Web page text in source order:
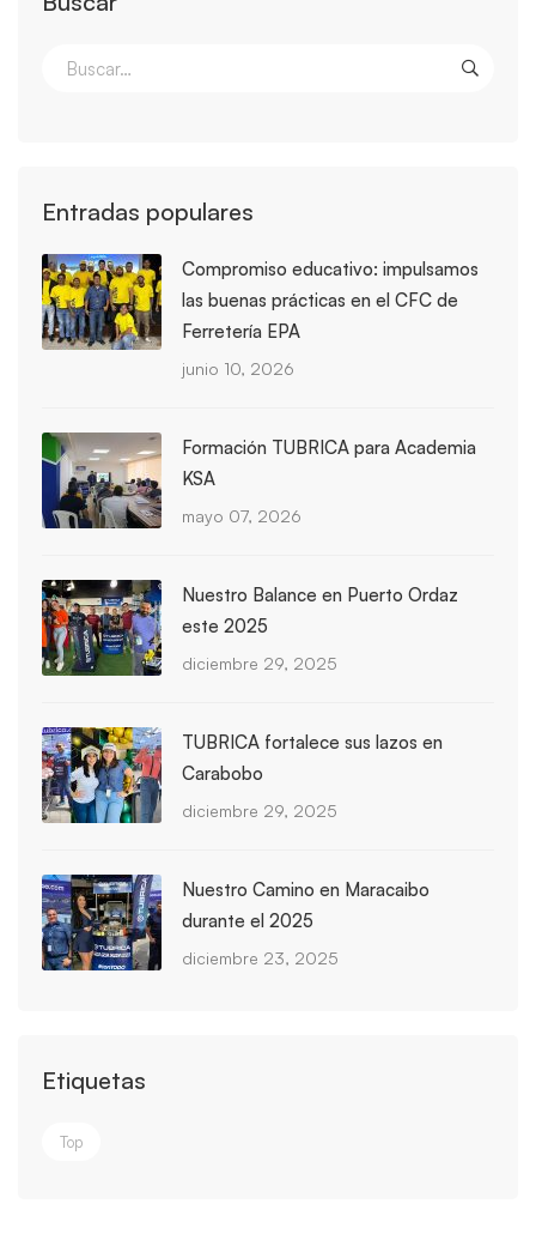
Entradas populares
Compromiso educativo: impulsamos
las buenas prácticas en el CFC de
Ferretería EPA
junio 10, 2026
Formación TUBRICA para Academia
KSA
mayo 07, 2026
Nuestro Balance en Puerto Ordaz
este 2025
diciembre 29, 2025
TUBRICA fortalece sus lazos en
Carabobo
diciembre 29, 2025
Nuestro Camino en Maracaibo
durante el 2025
diciembre 23, 2025
Etiquetas
Top